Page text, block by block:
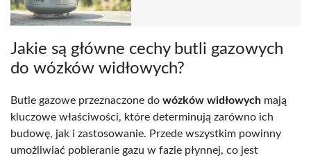
Jakie są główne cechy butli gazowych
do wózków widłowych?
Butle gazowe przeznaczone do wózków widłowych mają
kluczowe właściwości, które determinują zarówno ich
budowę, jak i zastosowanie. Przede wszystkim powinny
umożliwiać pobieranie gazu w fazie płynnej, co jest